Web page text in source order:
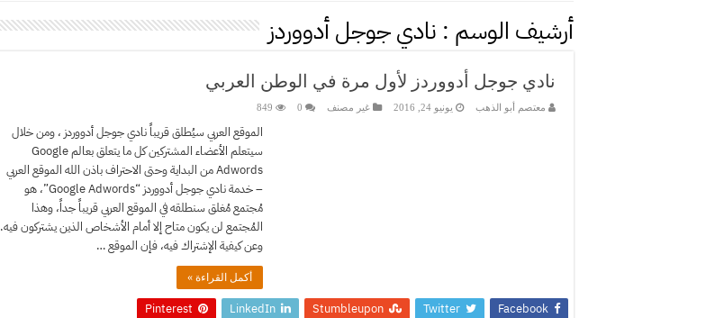
أرشيف الوسم : نادي جوجل أدووردز
نادي جوجل أدووردز لأول مرة في الوطن العربي
معتصم أبو الذهب يونيو 24, 2016 غير مصنف 0
849
الموقع العربي سيُطلق قريباً نادي جوجل أدووردز ، ومن خلال
سيتعلم الأعضاء المشتركين كل ما يتعلق بعالم Google
Adwords من البداية وحتى الاحتراف باذن الله الموقع العربي
– خدمة نادي جوجل أدووردز “Google Adwords”، هو
مُجتمع مُغلق سنطلقه في الموقع العربي قريباً جداً، وهذا
المُجتمع لن يكون متاح إلا أمام الأشخاص الذين يشتركون فيه.
وعن كيفية الإشتراك فيه، فإن الموقع …
أكمل القراءة »
Facebook
Twitter
Stumbleupon
LinkedIn
Pinterest